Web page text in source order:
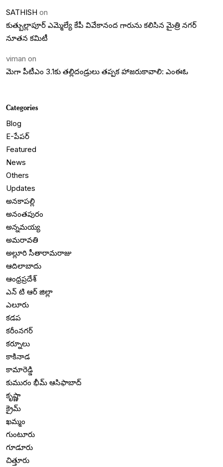
SATHISH on
కుత్బుల్లాపూర్ ఎమ్మెల్యే కేపీ వివేకానంద గారును కలిసిన మైత్రి నగర్
నూతన కమిటీ
viman on
మెగా పీటీఎం 3.1కు తల్లిదండ్రులు తప్పక హాజరుకావాలి: ఎంఈఓ
Categories
Blog
E-పేపర్
Featured
News
Others
Updates
అనకాపల్లి
అనంతపురం
అన్నమయ్య
అమరావతి
అల్లూరి సీతారామరాజు
ఆదిలాబాదు
ఆంధ్రప్రదేశ్
ఎన్ టి ఆర్ జిల్లా
ఎలూరు
కడప
కరీంనగర్
కర్నూలు
కాకినాడ
కామారెడ్డి
కుమురం భీమ్ ఆసిఫాబాద్
కృష్ణా
క్రైమ్
ఖమ్మం
గుంటూరు
గూడూరు
చిత్తూరు